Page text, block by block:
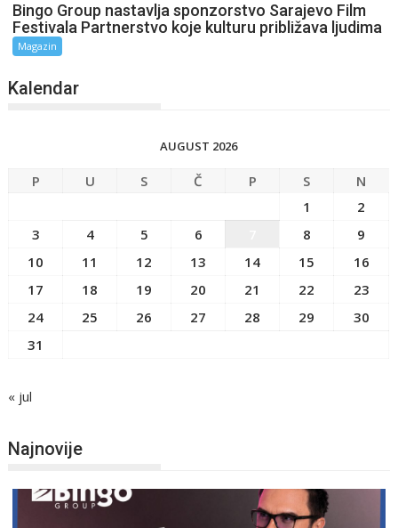
Bingo Group nastavlja sponzorstvo Sarajevo Film
Festivala Partnerstvo koje kulturu približava ljudima
Magazin
Kalendar
AUGUST 2026
P U S Č P S
N
1
2
3
4 5 6 8
9
10
11 12 13 14 15
16
17
18 19 20 21 22
23
24
25 26 27 28 29
30
31
« jul
Najnovije